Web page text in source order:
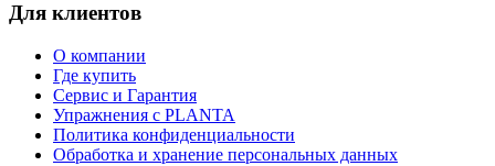
Для клиентов
О компании
Где купить
Сервис и Гарантия
Упражнения с PLANTA
Политика конфиденциальности
Обработка и хранение персональных данных